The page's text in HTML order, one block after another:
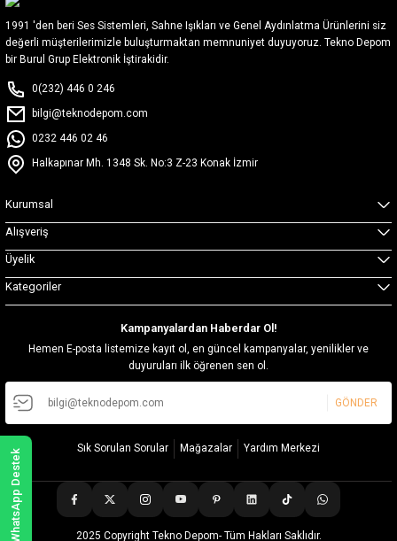
1991 'den beri Ses Sistemleri, Sahne Işıkları ve Genel Aydınlatma Ürünlerini siz
değerli müşterilerimizle buluşturmaktan memnuniyet duyuyoruz. Tekno Depom
bir Burul Grup Elektronik İştirakidir.
0(232) 446 0 246
bilgi@teknodepom.com
0232 446 02 46
Halkapınar Mh. 1348 Sk. No:3 Z-23 Konak İzmir
Kurumsal
Alışveriş
Üyelik
Kategoriler
Kampanyalardan Haberdar Ol!
Hemen E-posta listemize kayıt ol, en güncel kampanyalar, yenilikler ve
duyuruları ilk öğrenen sen ol.
GÖNDER
Sık Sorulan Sorular Mağazalar Yardım Merkezi
2025 Copyright Tekno Depom- Tüm Hakları Saklıdır.
WhatsApp Destek